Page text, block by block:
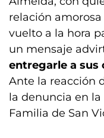
relación
vuelto a la hora
un mensaje
entregarle a sus
Ante la reacción
la denuncia en
Familia de San